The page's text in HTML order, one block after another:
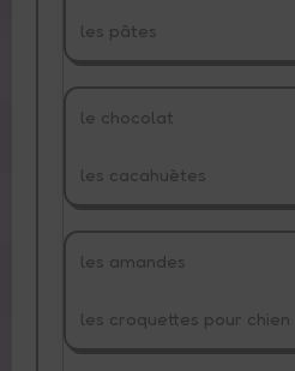
les pâtes
le chocolat
les cacahuètes
les amandes
les croquettes pour chien